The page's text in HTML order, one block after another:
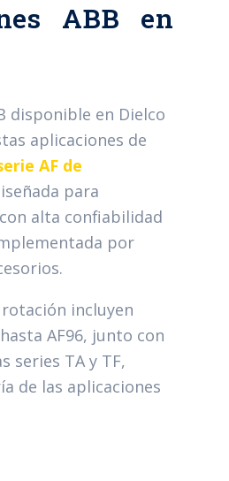
ABB en
disponible en Dielco
aplicaciones de
AF de
para
alta confiabilidad
por
incluyen
AF96, junto con
series TA y TF,
de las aplicaciones